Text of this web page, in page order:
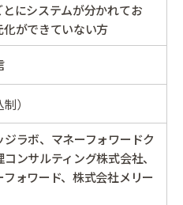
にシステムが分かれてお
化ができていない方
）
ラボ、マネーフォワードク
ンサルティング株式会社、
ォワード、株式会社メリー